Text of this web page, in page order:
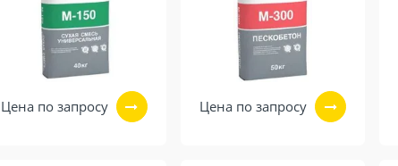
Цена по запросу Цена по запросу